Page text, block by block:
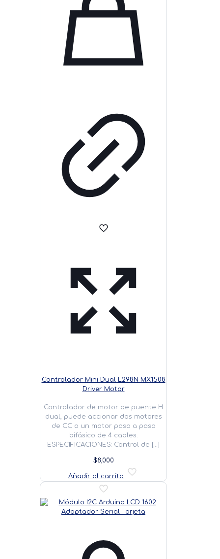
Controlador Mini Dual L298N MX1508
Driver Motor
Controlador de motor de puente H
dual, puede accionar dos motores
de CC o un motor paso a paso
bifásico de 4 cables.
ESPECIFICACIONES: Control de […]
$8,000
Añadir al carrito